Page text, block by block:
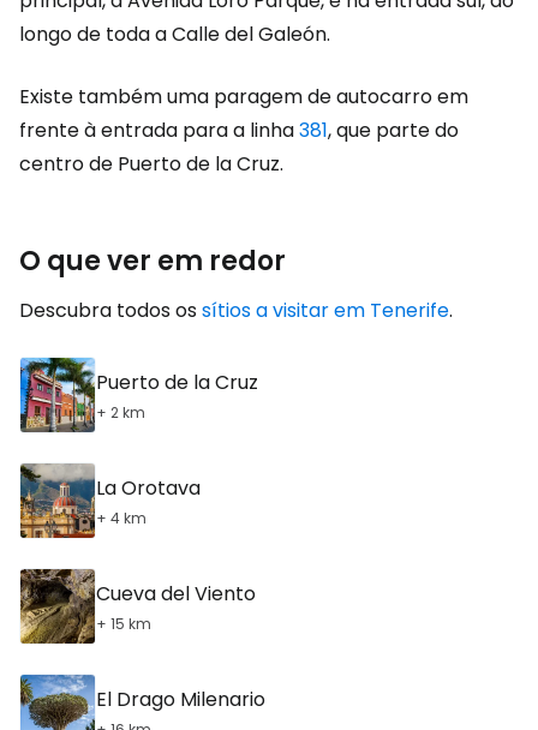
longo de toda a Calle del Galeón.
Existe também uma paragem de autocarro em
frente à entrada para a linha381, que parte do
centro de Puerto de la Cruz.
O que ver em redor
Descubra todos ossítios a visitar em Tenerife.
Puerto de la Cruz
+ 2 km
La Orotava
+ 4 km
Cueva del Viento
+ 15 km
El Drago Milenario